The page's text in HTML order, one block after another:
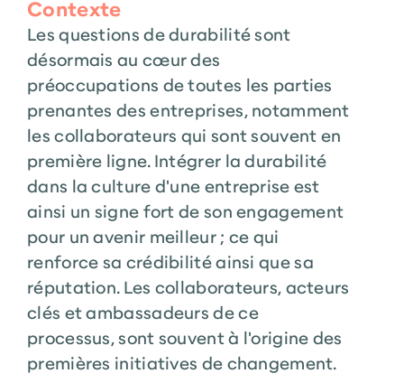
Contexte
Les questions de durabilité sont
désormais au cœur des
préoccupations de toutes les parties
prenantes des entreprises, notamment
les collaborateurs qui sont souvent en
première ligne. Intégrer la durabilité
dans la culture d'une entreprise est
ainsi un signe fort de son engagement
pour un avenir meilleur ; ce qui
renforce sa crédibilité ainsi que sa
réputation. Les collaborateurs, acteurs
clés et ambassadeurs de ce
processus, sont souvent à l'origine des
premières initiatives de changement.